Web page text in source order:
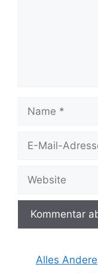
Mail-
Alles Andere